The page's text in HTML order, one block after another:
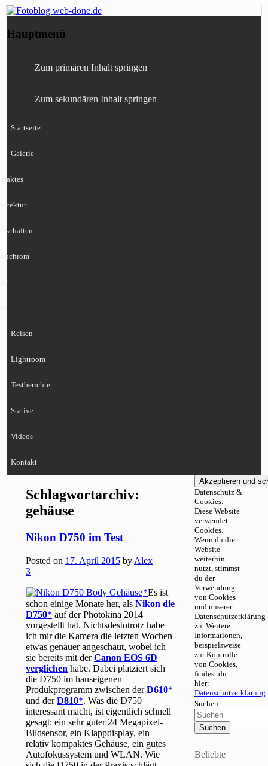
Fotoblog web-done.de
Canon, Nikon, Sony
Hauptmenü
Zum primären Inhalt springen
Zum sekundären Inhalt springen
Startseite
Galerie
Reisen
Lightroom
Testberichte
Stative
Videos
Kontakt
Schlagwortarchiv:
gehäuse
Nikon D750 im Test
Posted on 17. April 2015 by Alex
3
Es ist
schon einige Monate her, alsNikon die
D750
auf der Photokina 2014
vorgestellt hat. Nichtsdestotrotz habe
ich mir die Kamera die letzten Wochen
etwas genauer angeschaut, wobei ich
sie bereits mit derCanon EOS 6D
verglichen habe. Dabei platziert sich
die D750 im hauseigenen
Produkprogramm zwischen derD610
und derD810 . Was die D750
interessant macht, ist eigentlich schnell
gesagt: ein sehr guter 24 Megapixel-
Bildsensor, ein Klappdisplay, ein
relativ kompaktes Gehäuse, ein gutes
Autofokussystem und WLAN. Wie
Datenschutz &
Cookies:
Diese Website
verwendet
Cookies.
Wenn du die
Website
weiterhin
nutzt, stimmst
du der
Verwendung
von Cookies
und unserer
Datenschutzerklärung
zu. Weitere
Informationen,
beispielsweise
zur Kontrolle
von Cookies,
findest du
hier:
Datenschutzerklärung
Suchen
Beliebte